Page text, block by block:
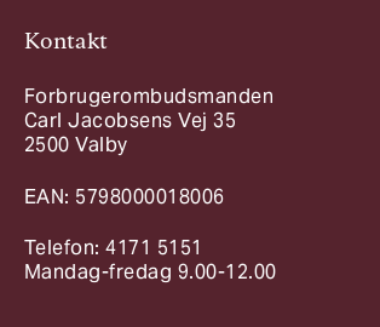
Kontakt
Forbrugerombudsmanden
Carl Jacobsens Vej 35
2500 Valby
EAN: 5798000018006
Telefon: 4171 5151
Mandag-fredag 9.00-12.00